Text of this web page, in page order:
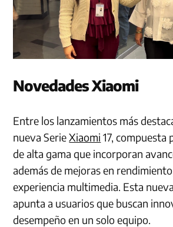
Novedades Xiaomi
Entre los lanzamientos más
nueva SerieXiaomi 17,
de alta gama que incorporan
además de mejoras en
experiencia multimedia. Esta
apunta a usuarios que buscan
desempeño en un solo equipo.